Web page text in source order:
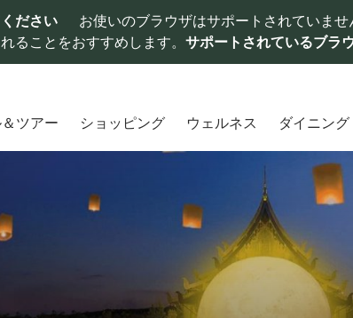
ださい
お使いのブラウザはサポートされていま
ることをおすすめします。 サポートされているブラ
ツアー ショッピング ウェルネス ダイニング